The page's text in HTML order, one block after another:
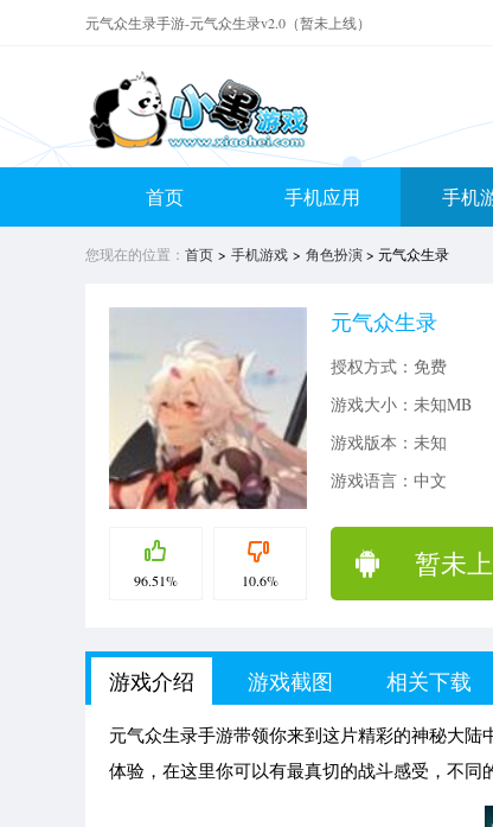
元气众生录手游-元气众生录v2.0（暂未上线）
首页 手机应用 手机
您现在的位置： 首页 > 手机游戏 > 角色扮演> 元气众生录
96.51% 10.6%
元气众生录
授权方式：免费
游戏大小： 未知MB
游戏版本：未知
游戏语言：中文
暂未
游戏介绍 游戏截图 相关下载
元气众生录手游带领你来到这片精彩的神秘大
体验，在这里你可以有最真切的战斗感受，不同